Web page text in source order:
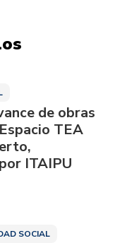
de obras
TEA
ITAIPU
SOCIAL